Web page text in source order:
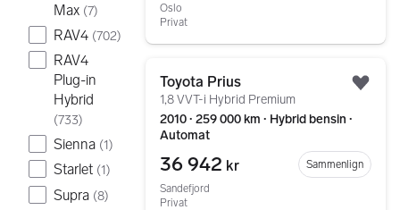
Max (7)
RAV4 (702)
RAV4
Plug-in
Hybrid
(733)
Sienna (1)
Starlet (1)
Supra (8)
Oslo
Privat
Toyota Prius
1,8 VVT-i Hybrid Premium
2010 ∙ 259 000 km ∙ Hybrid bensin ∙
Automat
36 942 kr
Sammenlign
Sandefjord
Privat